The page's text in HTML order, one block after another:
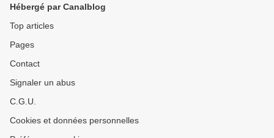
Hébergé par Canalblog
Top articles
Pages
Contact
Signaler un abus
C.G.U.
Cookies et données personnelles